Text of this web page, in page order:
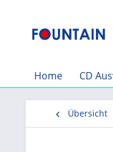
Home CD
Übersicht